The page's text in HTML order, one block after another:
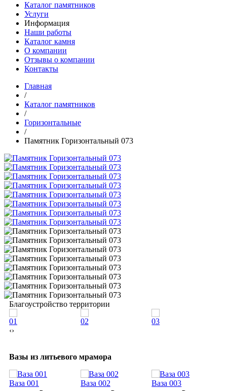
Каталог памятников
Услуги
Информация
Наши работы
Каталог камня
О компании
Отзывы о компании
Контакты
Главная
/
Каталог памятников
/
Горизонтальные
/
Памятник Горизонтальный 073
Благоустройство территории
01
02 03
‹›
Вазы из литьевого мрамора
Ваза 001
Ваза 002
Ваза 003